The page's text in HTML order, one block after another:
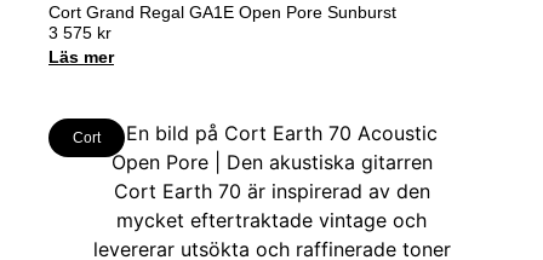
Cort Grand Regal GA1E Open Pore Sunburst
3 575 kr
Läs mer
Cort